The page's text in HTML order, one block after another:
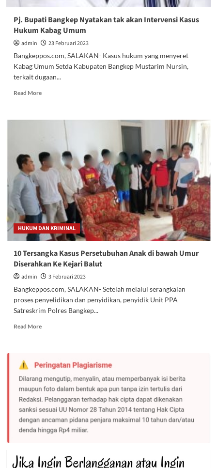
Pj. Bupati Bangkep Nyatakan tak akan Intervensi Kasus
Hukum Kabag Umum
admin
23 Februari 2023
Bangkeppos.com, SALAKAN- Kasus hukum yang menyeret
Kabag Umum Setda Kabupaten Bangkep Mustarim Nursin,
terkait dugaan...
Read MoreRead
Pj.
tak
akan
Intervensi
Kasus
Hukum
Kabag
Umum
HUKUM DAN KRIMINAL
10 Tersangka Kasus Persetubuhan Anak di bawah Umur
Diserahkan Ke Kejari Balut
admin
3 Februari 2023
Bangkeppos.com, SALAKAN- Setelah melalui serangkaian
proses penyelidikan dan penyidikan, penyidik Unit PPA
Satreskrim Polres Bangkep...
Read MoreRead
Tersangka
Kasus
Persetubuhan
Anak
di
bawah
Umur
Diserahkan
Ke